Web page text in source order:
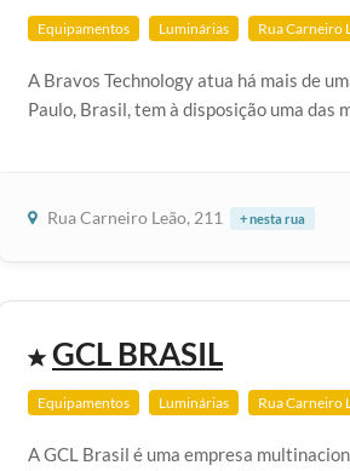
Equipamentos Luminárias Rua Carneiro
A Bravos Technology atua há mais de
Paulo, Brasil, tem à disposição uma das
Rua Carneiro Leão, 211 + nesta rua
GCL BRASIL
Equipamentos Luminárias Rua Carneiro
A GCL Brasil é uma empresa